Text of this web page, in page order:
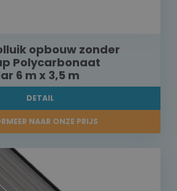
opbouw zonder
Polycarbonaat
6 m x 3,5 m
DETAIL
NAAR ONZE PRIJS